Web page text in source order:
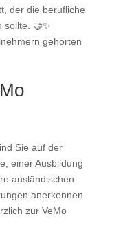
der die berufliche
sollte. 🤝✨
gehörten
Sie auf der
einer Ausbildung
ausländischen
anerkennen
zur VeMo